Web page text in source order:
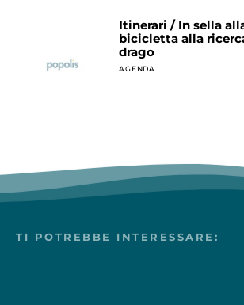
Itinerari / In sella
bicicletta alla
drago
AGENDA
TI POTREBBE INTERESSARE: